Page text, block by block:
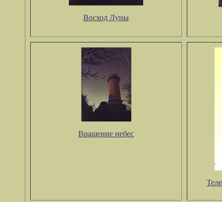
Восход Луны
Вращение небес